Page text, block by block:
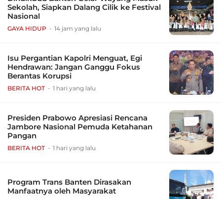
Sekolah, Siapkan Dalang Cilik ke Festival
Nasional
GAYA HIDUP 14 jam yang lalu
Isu Pergantian Kapolri Menguat, Egi
Hendrawan: Jangan Ganggu Fokus
Berantas Korupsi
BERITA HOT 1 hari yang lalu
Presiden Prabowo Apresiasi Rencana
Jambore Nasional Pemuda Ketahanan
Pangan
BERITA HOT 1 hari yang lalu
Program Trans Banten Dirasakan
Manfaatnya oleh Masyarakat